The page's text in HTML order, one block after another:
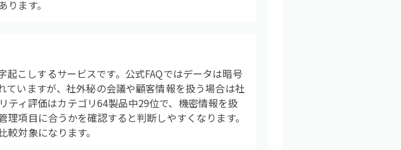
ます。
こしするサービスです。公式FAQではデータは暗号
いますが、社外秘の会議や顧客情報を扱う場合は社
ィ評価はカテゴリ64製品中29位で、機密情報を扱
項目に合うかを確認すると判断しやすくなります。
対象になります。